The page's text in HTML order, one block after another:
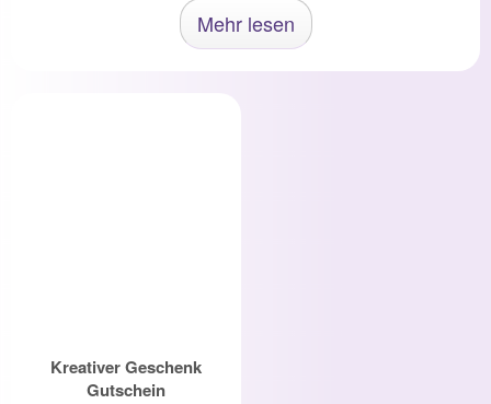
Mehr lesen
Kreativer Geschenk
Gutschein